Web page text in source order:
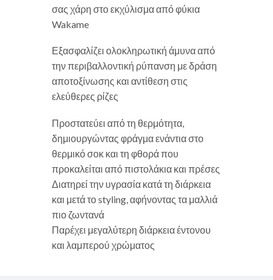
σας χάρη στο εκχύλισμα από φύκια
Wakame
Εξασφαλίζει ολοκληρωτική άμυνα από
την περιβαλλοντική ρύπανση με δράση
αποτοξίνωσης και αντίθεση στις
ελεύθερες ρίζες
Προστατεύει από τη θερμότητα,
δημιουργώντας φράγμα ενάντια στο
θερμικό σοκ και τη φθορά που
προκαλείται από πιστολάκια και πρέσες
Διατηρεί την υγρασία κατά τη διάρκεια
και μετά το styling, αφήνοντας τα μαλλιά
πιο ζωντανά
Παρέχει μεγαλύτερη διάρκεια έντονου
και λαμπερού χρώματος